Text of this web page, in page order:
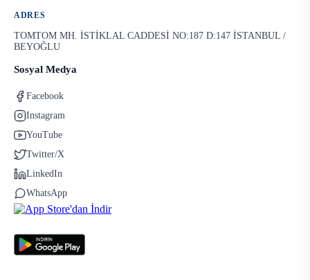
ADRES
TOMTOM MH. İSTİKLAL CADDESİ NO:187 D:147 İSTANBUL /
BEYOĞLU
Sosyal Medya
Facebook
Instagram
YouTube
Twitter/X
LinkedIn
WhatsApp